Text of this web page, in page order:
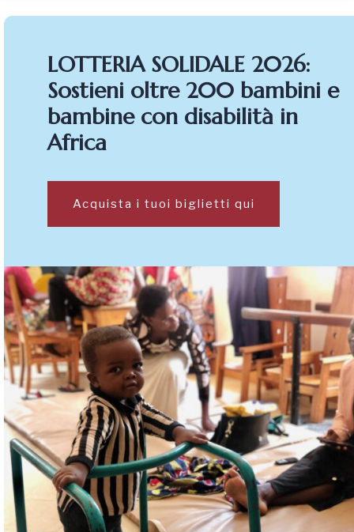
LOTTERIA SOLIDALE 2026:
Sostieni oltre 200 bambini e
bambine con disabilità in
Africa
Acquista i tuoi biglietti qui